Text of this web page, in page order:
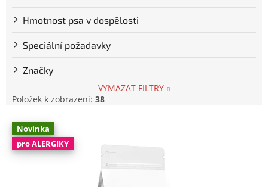
Hmotnost psa v dospělosti
Speciální požadavky
Značky
VYMAZAT FILTRY
Položek k zobrazení: 38
V
p
Novinka
pro ALERGIKY